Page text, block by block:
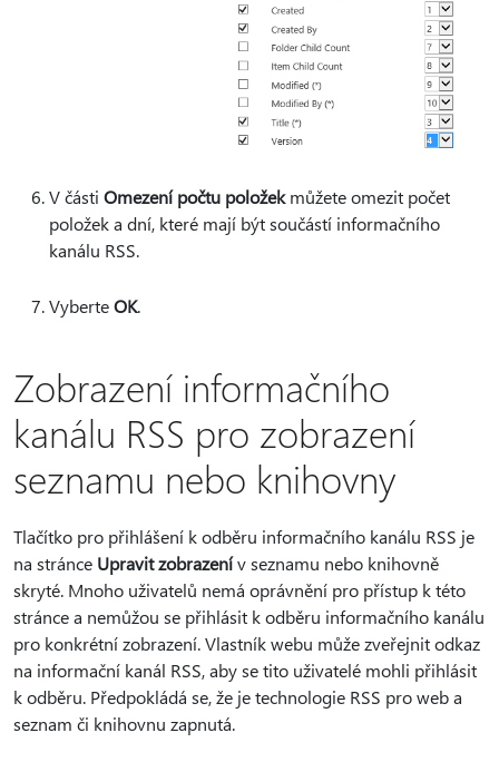
V části Omezení počtu položekmůžete omezit počet
položek a dní, které mají být součástí informačního
kanálu RSS.
VyberteOK.
Zobrazení informačního
kanálu RSS pro zobrazení
seznamu nebo knihovny
Tlačítko pro přihlášení k odběru informačního kanálu RSS je
na stránce Upravit zobrazenív seznamu nebo knihovně
skryté. Mnoho uživatelů nemá oprávnění pro přístup k této
stránce a nemůžou se přihlásit k odběru informačního kanálu
pro konkrétní zobrazení. Vlastník webu může zveřejnit odkaz
na informační kanál RSS, aby se tito uživatelé mohli přihlásit
k odběru. Předpokládá se, že je technologie RSS pro web a
seznam či knihovnu zapnutá.